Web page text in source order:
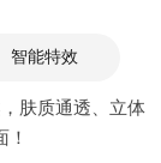
智能特效
肤质通透、立体